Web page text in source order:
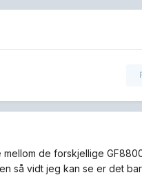
de forskjellige
så vidt jeg kan se er det